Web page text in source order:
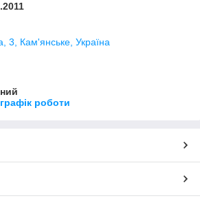
3, Кам'янське, Україна
роботи